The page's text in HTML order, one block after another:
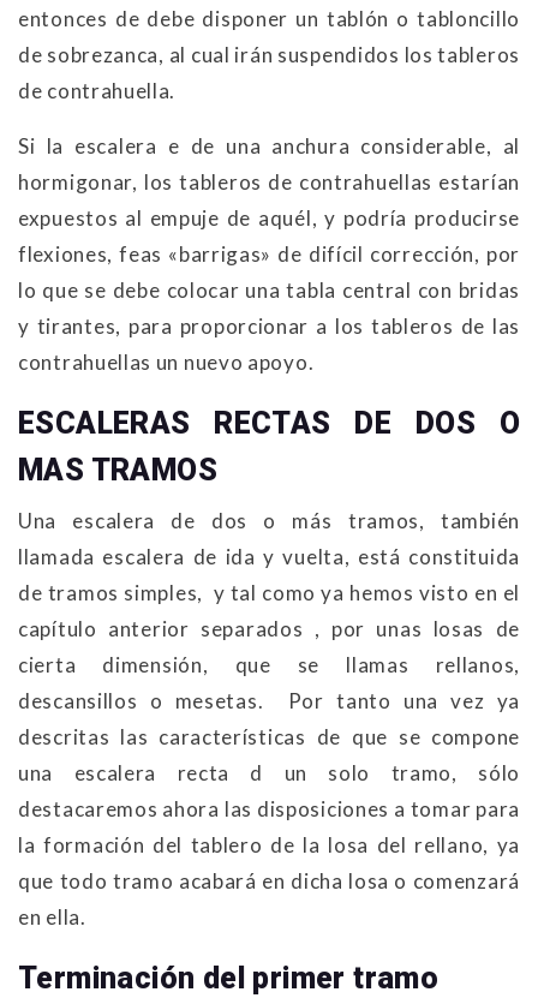
entonces de debe disponer un tablón o tabloncillo
de sobrezanca, al cual irán suspendidos los tableros
de contrahuella.
Si la escalera e de una anchura considerable, al
hormigonar, los tableros de contrahuellas estarían
expuestos al empuje de aquél, y podría producirse
flexiones, feas «barrigas» de difícil corrección, por
lo que se debe colocar una tabla central con bridas
y tirantes, para proporcionar a los tableros de las
contrahuellas un nuevo apoyo.
ESCALERAS RECTAS DE DOS O
MAS TRAMOS
Una escalera de dos o más tramos, también
llamada escalera de ida y vuelta, está constituida
de tramos simples, y tal como ya hemos visto en el
capítulo anterior separados , por unas losas de
cierta dimensión, que se llamas rellanos,
descansillos o mesetas. Por tanto una vez ya
descritas las características de que se compone
una escalera recta d un solo tramo, sólo
destacaremos ahora las disposiciones a tomar para
la formación del tablero de la losa del rellano, ya
que todo tramo acabará en dicha losa o comenzará
en ella.
Terminación del primer tramo